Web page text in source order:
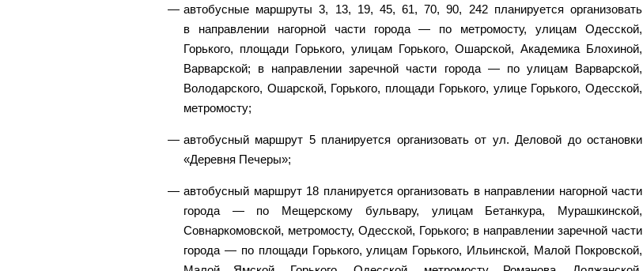
автобусные маршруты 3, 13, 19, 45, 61, 70, 90, 242 планируется организовать
в направлении нагорной части города — по метромосту, улицам Одесской,
Горького, площади Горького, улицам Горького, Ошарской, Академика Блохиной,
Варварской; в направлении заречной части города — по улицам Варварской,
Володарского, Ошарской, Горького, площади Горького, улице Горького, Одесской,
метромосту;
автобусный маршрут 5 планируется организовать от ул. Деловой до остановки
«Деревня Печеры»;
автобусный маршрут 18 планируется организовать в направлении нагорной части
города — по Мещерскому бульвару, улицам Бетанкура, Мурашкинской,
Совнаркомовской, метромосту, Одесской, Горького; в направлении заречной части
города — по площади Горького, улицам Горького, Ильинской, Малой Покровской,